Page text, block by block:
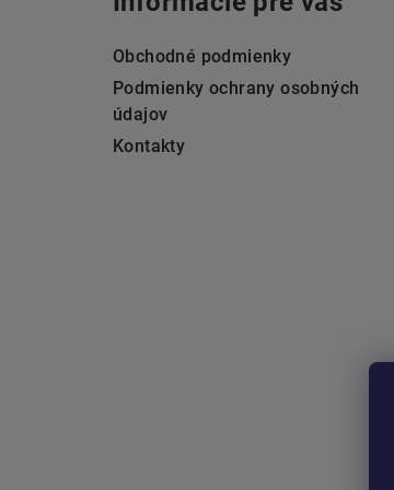
Obchodné podmienky
Podmienky ochrany osobných
údajov
Kontakty